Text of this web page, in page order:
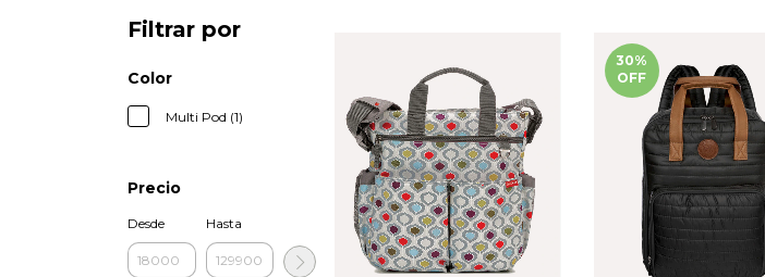
Filtrar por
Color
Multi Pod (1)
Precio
Desde Hasta
30%
OFF